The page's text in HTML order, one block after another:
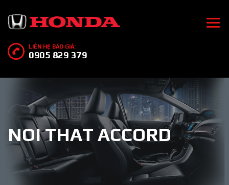
LIÊN HỆ BÁO GIÁ:
0905 829 379
NOI THAT ACCORD